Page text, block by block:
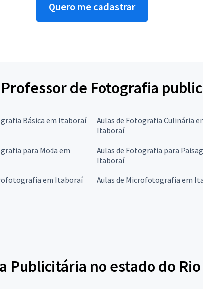
Quero me cadastrar
de Fotografia
Básica em Itaboraí
Aulas de Fotografia Culinária
Itaboraí
para Moda em
Aulas de Fotografia para
Itaboraí
em Itaboraí Aulas de Microfotografia em
Publicitária no estado do